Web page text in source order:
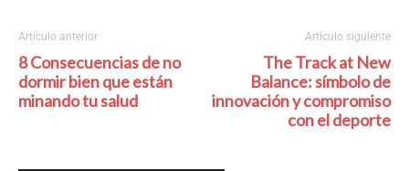
Artículo anterior
8 Consecuencias de no
dormir bien que están
minando tu salud
Artículo siguiente
The Track at New
Balance: símbolo de
innovación y compromiso
con el deporte